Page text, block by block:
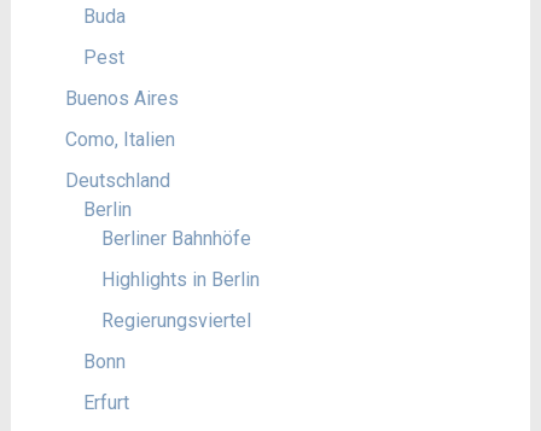
Buda
Pest
Buenos Aires
Como, Italien
Deutschland
Berlin
Berliner Bahnhöfe
Highlights in Berlin
Regierungsviertel
Bonn
Erfurt